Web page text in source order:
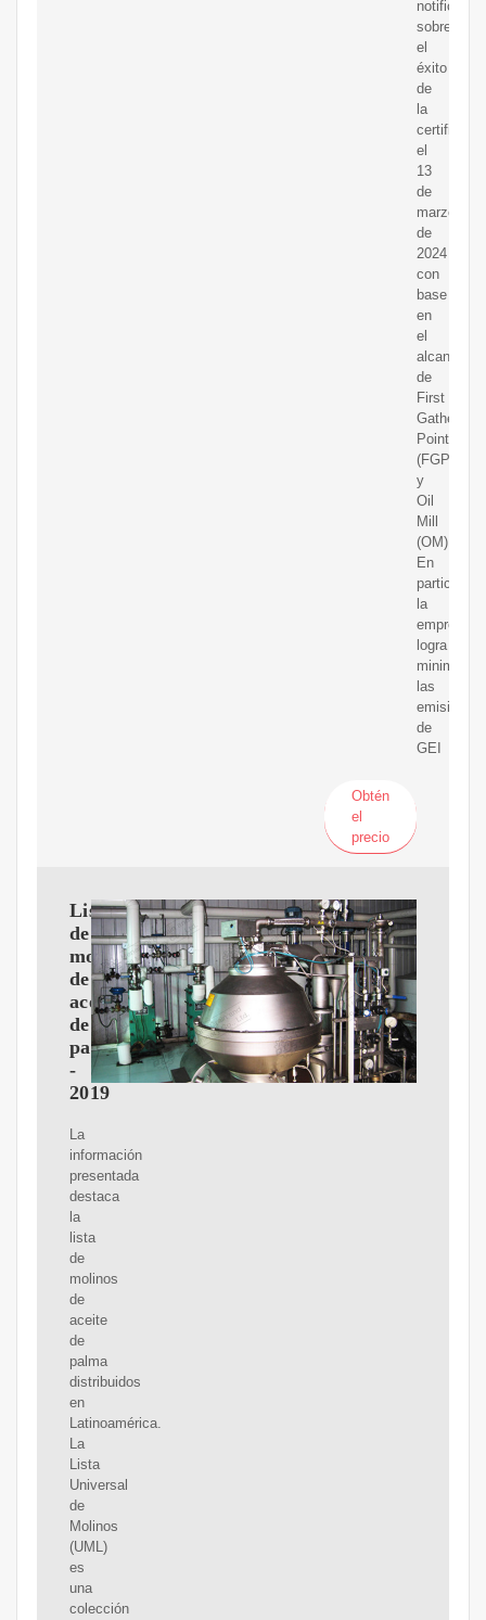
notificado
sobre
el
éxito
de
la
el
13
de
marzo
de
2024
con
base
en
el
alcance
de
First
Gathering
Points
(FGP)
y
Oil
Mill
(OM).
En
particular,
la
empresa
logra
minimizar
las
emisiones
de
GEI
Obtén
el
precio
Lista
de
molinos
de
aceite
de
palma
-
2019
La
información
presentada
destaca
la
lista
de
molinos
de
aceite
de
palma
distribuidos
en
Latinoamérica.
La
Lista
Universal
de
Molinos
(UML)
es
una
colección